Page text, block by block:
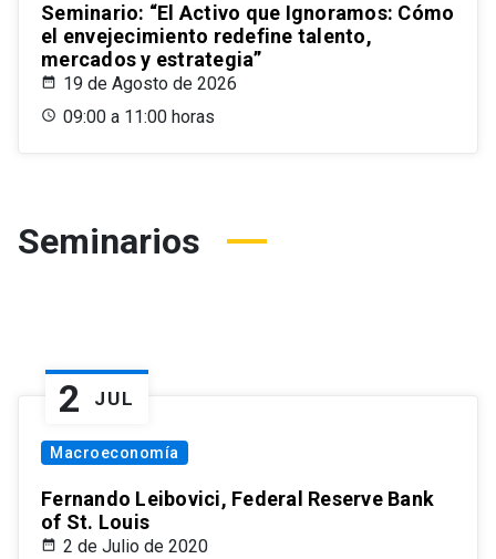
Seminario: “El Activo que Ignoramos: Cómo
el envejecimiento redefine talento,
mercados y estrategia”
19 de Agosto de 2026
09:00 a 11:00 horas
Seminarios
2 JUL
Macroeconomía
Fernando Leibovici, Federal Reserve Bank
of St. Louis
2 de Julio de 2020